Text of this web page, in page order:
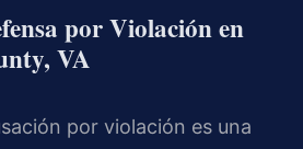
por Violación en
VA
por violación es una